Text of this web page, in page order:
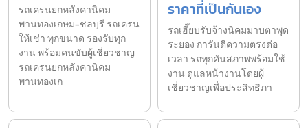
รถเครนยกหลังคานิคม
พานทองเกษม-ชลบุรี รถเครน
ให้เช่า ทุกขนาด รองรับทุก
งาน พร้อมคนขับผู้เชี่ยวชาญ
รถเครนยกหลังคานิคม
พานทองเก
ราคาที่เป็นกันเอง
รถเฮี๊ยบรับจ้างนิคมมาบตาพุด
ระยอง การันตีความตรงต่อ
เวลา รถทุกคันสภาพพร้อมใช้
งาน ดูแลหน้างานโดยผู้
เชี่ยวชาญเพื่อประสิทธิภา